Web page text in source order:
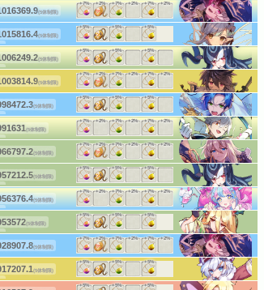
(c)HappyElements
(c)HappyElements
(5体制限)
+7% +2% +7% +2% +7% +2%
(c)HappyElements
(5体制限)
+5% +5% +5%
(c)HappyElements
(5体制限)
+5% +5% +5%
(c)HappyElements
(5体制限)
+7% +2% +7% +2% +7% +2%
(c)HappyElements
(5体制限)
+5% +5% +5%
(c)HappyElements
(5体制限)
+7% +2% +7% +2% +7% +2%
(c)HappyElements
(5体制限)
+7% +2% +7% +2% +7% +2%
(c)HappyElements
(5体制限)
+5% +5% +5%
(c)HappyElements
(5体制限)
+7% +2% +7% +2% +7% +2%
(c)HappyElements
(5体制限)
+5% +5% +5%
(c)HappyElements
(5体制限)
+7% +2% +7% +2% +7% +2%
(c)HappyElements
(5体制限)
+5% +5% +5%
+5% +5% +5%